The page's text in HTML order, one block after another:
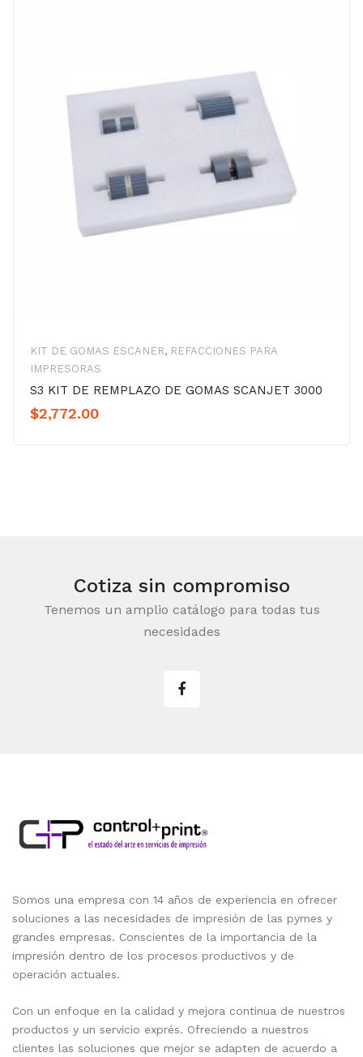
KIT DE GOMAS ESCANER, REFACCIONES PARA
IMPRESORAS
S3 KIT DE REMPLAZO DE GOMAS SCANJET 3000
$2,772.00
Cotiza sin compromiso
Tenemos un amplio catálogo para todas tus
necesidades
Somos una empresa con 14 años de experiencia en ofrecer
soluciones a las necesidades de impresión de las pymes y
grandes empresas. Conscientes de la importancia de la
impresión dentro de los procesos productivos y de
operación actuales.
Con un enfoque en la calidad y mejora continua de nuestros
productos y un servicio exprés. Ofreciendo a nuestros
clientes las soluciones que mejor se adapten de acuerdo a